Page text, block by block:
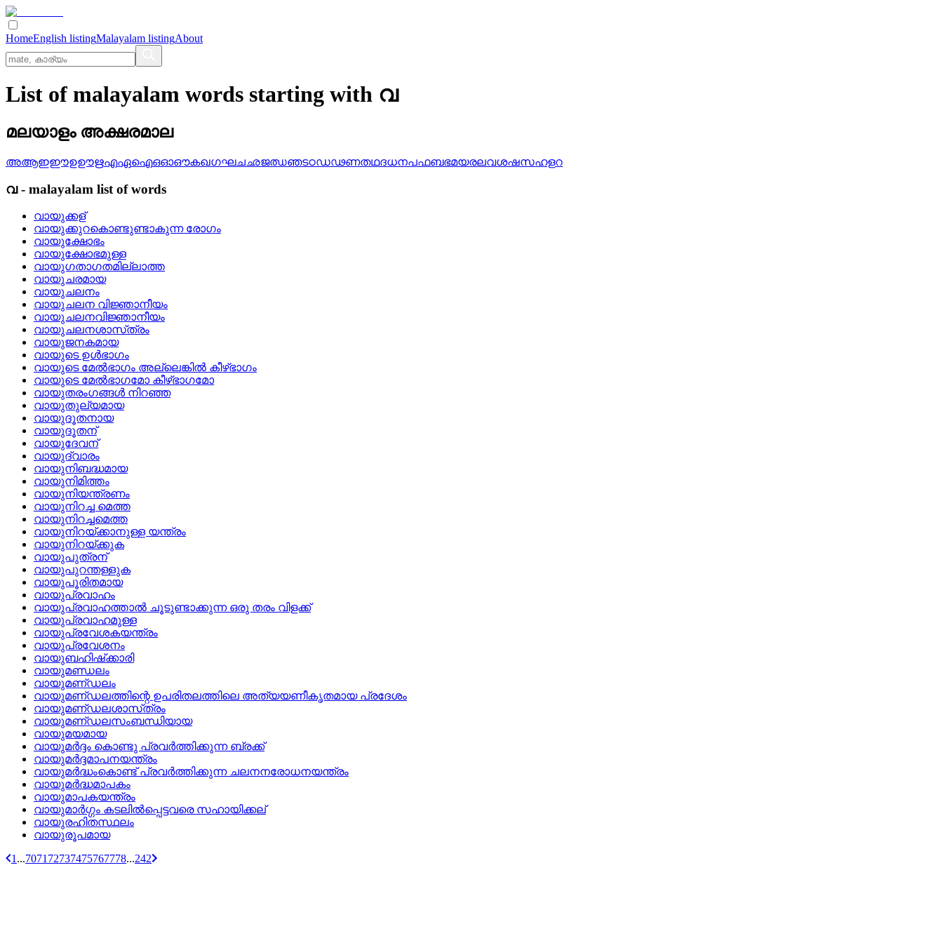
HomeEnglish listingMalayalam listingAbout
List of malayalam words starting with വ
മലയാളം അക്ഷരമാല
അആഇഈഉഊഋഎഏഐഒഓഔകഖഗഘചഛജഝഞടഠഡഢണതഥദധനപഫബഭമയരലവശഷസഹളറ
വ- malayalam list of words
വായുക്കള്
വായുക്കുറകൊണ്ടുണ്ടാകുന്ന രോഗം
വായുക്ഷോഭം
വായുക്ഷോഭമുള്ള
വായുഗതാഗതമില്ലാത്ത
വായുചരമായ
വായുചലനം
വായുചലന വിജ്ഞാനീയം
വായുചലനവിജ്ഞാനീയം
വായുചലനശാസ്‌ത്രം
വായുജനകമായ
വായുടെ ഉള്‍ഭാഗം
വായുടെ മേല്‍ഭാഗം അല്ലെങ്കില്‍ കീഴ്‌ഭാഗം
വായുടെ മേല്‍ഭാഗമോ കീഴ്ഭാഗമോ
വായുതരംഗങ്ങള്‍ നിറഞ്ഞ
വായുതുല്യമായ
വായുദൂതനായ
വായുദൂതന്
വായുദേവന്
വായുദ്വാരം
വായുനിബദ്ധമായ
വായുനിമിത്തം
വായുനിയന്ത്രണം
വായുനിറച്ച മെത്ത
വായുനിറച്ചമെത്ത
വായുനിറയ്‌ക്കാനുള്ള യന്ത്രം
വായുനിറയ്‌ക്കുക
വായുപുത്രന്
വായുപുറന്തള്ളുക
വായുപൂരിതമായ
വായുപ്രവാഹം
വായുപ്രവാഹത്താല്‍ ചൂടുണ്ടാക്കുന്ന ഒരു തരം വിളക്ക്
വായുപ്രവാഹമുള്ള
വായുപ്രവേശകയന്ത്രം
വായുപ്രവേശനം
വായുബഹിഷ്‌ക്കാരി
വായുമണ്ഡലം
വായുമണ്‌ഡലം
വായുമണ്‌ഡലത്തിന്റെ ഉപരിതലത്തിലെ അത്യയണീകൃതമായ പ്രദേശം
വായുമണ്‌ഡലശാസ്‌ത്രം
വായുമണ്‌ഡലസംബന്ധിയായ
വായുമയമായ
വായുമര്‍ദ്ദം കൊണ്ടു പ്രവര്‍ത്തിക്കുന്ന ബ്രക്ക്
വായുമര്‍ദ്ദമാപനയന്ത്രം
വായുമര്‍ദ്ധംകൊണ്ട്‌ പ്രവര്‍ത്തിക്കുന്ന ചലനനരോധനയന്ത്രം
വായുമര്‍ദ്ധമാപകം
വായുമാപകയന്ത്രം
വായുമാര്‍ഗ്ഗം കടലില്‍പ്പെട്ടവരെ സഹായിക്കല്
വായുരഹിതസ്ഥലം
വായുരൂപമായ
1 ...7071 72737475767778...242